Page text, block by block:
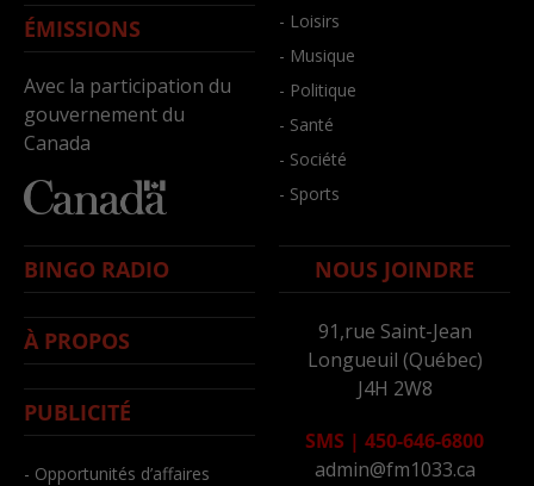
ÉMISSIONS
Avec la participation du
gouvernement du
Canada
- Loisirs
- Musique
- Politique
- Santé
- Société
- Sports
BINGO RADIO
À PROPOS
PUBLICITÉ
- Opportunités d’affaires
NOUS JOINDRE
91,rue Saint-Jean
Longueuil (Québec)
J4H 2W8
SMS | 450-646-6800
admin@fm1033.ca